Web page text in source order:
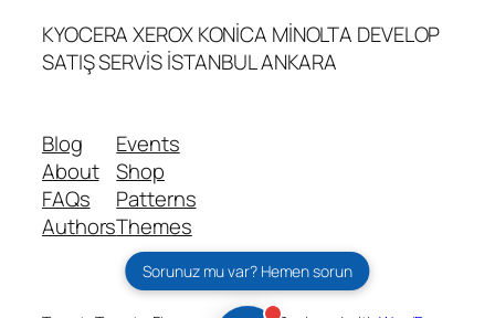
KYOCERA XEROX KONİCA MİNOLTA DEVELOP
SATIŞ SERVİS İSTANBUL ANKARA
Blog
About
FAQs
Authors
Events
Shop
Patterns
Themes
Sorunuz mu var? Hemen sorun